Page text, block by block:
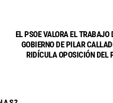
EL PSOE VALORA EL TRABAJO
GOBIERNO DE PILAR
RIDÍCULA OPOSICIÓN DEL